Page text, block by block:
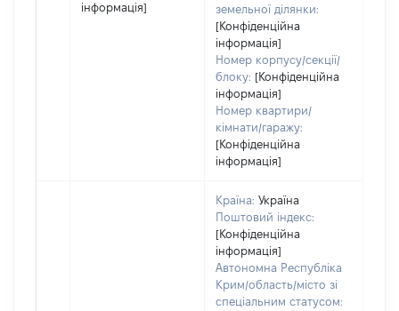
інформація]
земельної ділянки:
[Конфіденційна
інформація]
Номер корпусу/секції/
блоку: [Конфіденційна
інформація]
Номер квартири/
кімнати/гаражу:
[Конфіденційна
інформація]
Країна: Україна
Поштовий індекс:
[Конфіденційна
інформація]
Автономна Республіка
Крим/область/місто зі
спеціальним статусом: